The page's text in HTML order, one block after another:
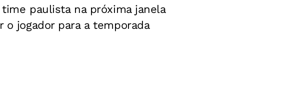
paulista na próxima janela
jogador para a temporada